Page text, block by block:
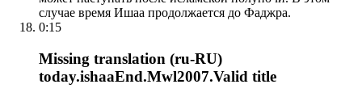
случае время Ишаа продолжается до Фаджра.
0:15
Missing translation (ru-RU)
today.ishaaEnd.Mwl2007.Valid title